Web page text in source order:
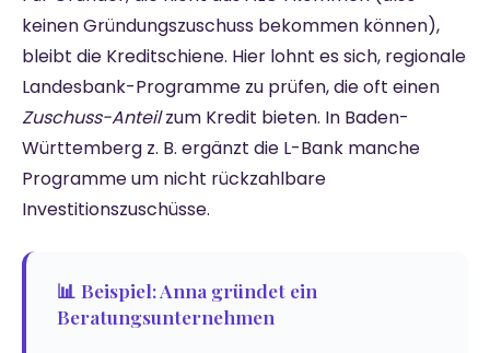
keinen Gründungszuschuss bekommen können),
bleibt die Kreditschiene. Hier lohnt es sich, regionale
Landesbank-Programme zu prüfen, die oft einen
Zuschuss-Anteilzum Kredit bieten. In Baden-
Württemberg z. B. ergänzt die L-Bank manche
Programme um nicht rückzahlbare
Investitionszuschüsse.
📊 Beispiel: Anna gründet ein
Beratungsunternehmen